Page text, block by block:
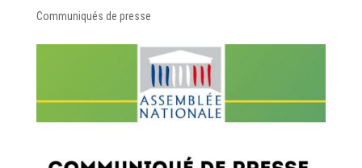
Communiqués de presse